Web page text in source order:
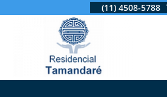
(11) 4508-5788